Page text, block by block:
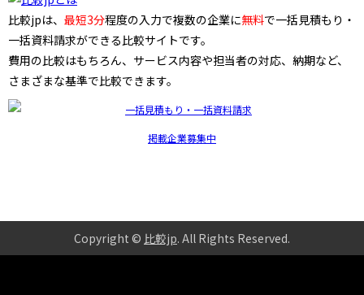
比較jpは、 最短3分程度の入力で複数の企業に無料で一括見積もり・
一括資料請求ができる比較サイトです。
費用の比較はもちろん、サービス内容や担当者の対応、納期など、
さまざまな基準で比較できます。
掲載企業募集中
Copyright © 比較jp. All Rights Reserved.